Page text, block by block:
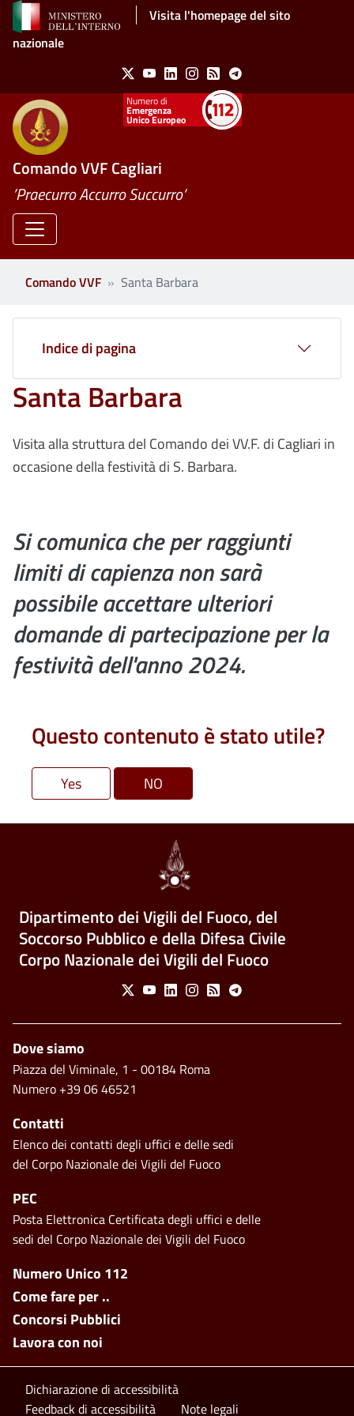
Salta al contenuto principaleVisita l'homepage del sito
nazionale
Social Menu
X YoutubeLinkedinInstagram
Feed Telegram
Emergenza
Unico Europeo
Comando VVF Cagliari
’Praecurro Accurro Succurro’
Comando VVF Santa Barbara
Santa Barbara
Visita alla struttura del Comando dei VV.F. di Cagliari in
occasione della festività di S. Barbara.
Si comunica che per raggiunti
limiti di capienza non sarà
possibile accettare ulteriori
domande di partecipazione per la
festività dell'anno 2024.
Indice di pagina
Questo contenuto è stato utile?
Dipartimento dei Vigili del Fuoco, del
Soccorso Pubblico e della Difesa Civile
Corpo Nazionale dei Vigili del Fuoco
Social Menu
X YoutubeLinkedinInstagram
Feed Telegram
Footer side menu
Numero Unico 112
Come fare per ..
Concorsi Pubblici
Lavora con noi
Piè di pagina
Dove siamo
Piazza del Viminale, 1 - 00184 Roma
Numero +39 06 46521
Contatti
Elenco dei contatti degli uffici e delle sedi
del Corpo Nazionale dei Vigili del Fuoco
PEC
Posta Elettronica Certificata degli uffici e delle
sedi del Corpo Nazionale dei Vigili del Fuoco
Footer bottom
Dichiarazione di accessibilità
Feedback di accessibilità
Note legali